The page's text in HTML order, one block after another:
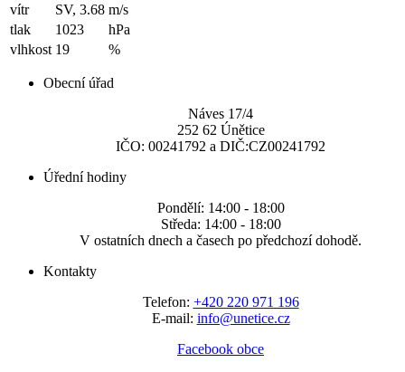
vítr
SV, 3.68 m/s
tlak
1023
hPa
vlhkost 19 %
Obecní úřad
Náves 17/4
252 62 Únětice
IČO: 00241792 a DIČ:CZ00241792
Úřední hodiny
Pondělí: 14:00 - 18:00
Středa: 14:00 - 18:00
V ostatních dnech a časech po předchozí dohodě.
Kontakty
Telefon: +420 220 971 196
E-mail: info@unetice.cz
Facebook obce